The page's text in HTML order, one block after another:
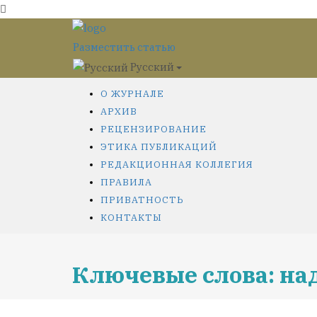
Разместить статью
Русский
О ЖУРНАЛЕ
АРХИВ
РЕЦЕНЗИРОВАНИЕ
ЭТИКА ПУБЛИКАЦИЙ
РЕДАКЦИОННАЯ КОЛЛЕГИЯ
ПРАВИЛА
ПРИВАТНОСТЬ
КОНТАКТЫ
Ключевые слова: